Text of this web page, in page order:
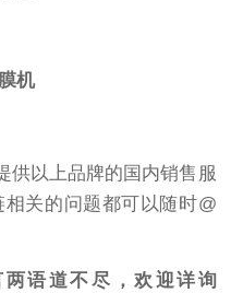
机
供以上品牌的国内销售服
关的问题都可以随时@
语道不尽，欢迎详询